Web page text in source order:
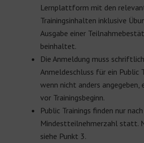
Lernplattform mit den
Trainingsinhalten inklusive
Ausgabe einer
beinhaltet.
Die Anmeldung muss
Anmeldeschluss für ein Public
wenn nicht anders angegeben,
vor Trainingsbeginn.
Public Trainings finden nur
Mindestteilnehmerzahl statt.
siehe Punkt 3.